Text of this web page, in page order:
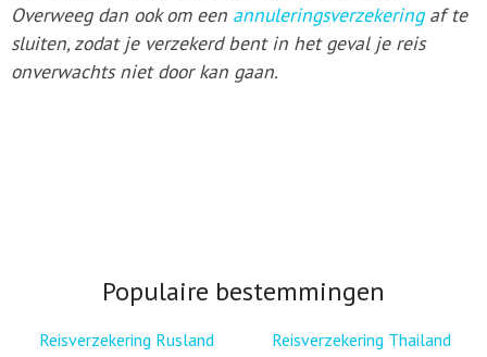
Overweeg dan ook om een annuleringsverzekeringaf te
sluiten, zodat je verzekerd bent in het geval je reis
onverwachts niet door kan gaan.
Populaire bestemmingen
Reisverzekering Rusland
Reisverzekering Thailand